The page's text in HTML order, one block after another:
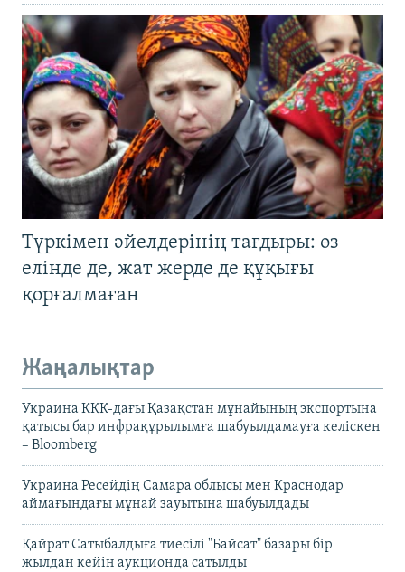
Түркімен әйелдерінің тағдыры: өз
елінде де, жат жерде де құқығы
қорғалмаған
Жаңалықтар
Украина КҚК-дағы Қазақстан мұнайының экспортына
қатысы бар инфрақұрылымға шабуылдамауға келіскен
– Bloomberg
Украина Ресейдің Самара облысы мен Краснодар
аймағындағы мұнай зауытына шабуылдады
Қайрат Сатыбалдыға тиесілі "Байсат" базары бір
жылдан кейін аукционда сатылды